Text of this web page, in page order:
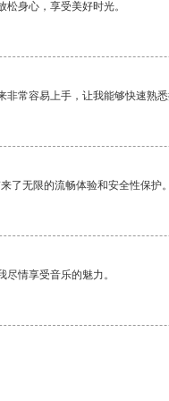
身心，享受美好时光。
常容易上手，让我能够快速熟悉
了无限的流畅体验和安全性保护。
情享受音乐的魅力。